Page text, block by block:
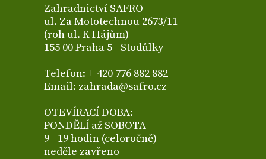
Zahradnictví SAFRO
ul. Za Mototechnou 2673/11
(roh ul. K Hájům)
155 00 Praha 5 - Stodůlky
Telefon: + 420 776 882 882
Email: zahrada@safro.cz
OTEVÍRACÍ DOBA:
PONDĚLÍ až SOBOTA
9 - 19 hodin (celoročně)
neděle zavřeno